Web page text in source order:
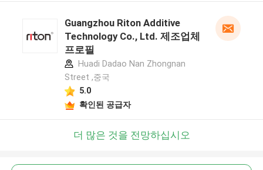
Guangzhou Riton Additive
Technology Co., Ltd. 제조업체
프로필
Huadi Dadao Nan Zhongnan
Street ,중국
5.0
확인된 공급자
더 많은 것을 전망하십시오